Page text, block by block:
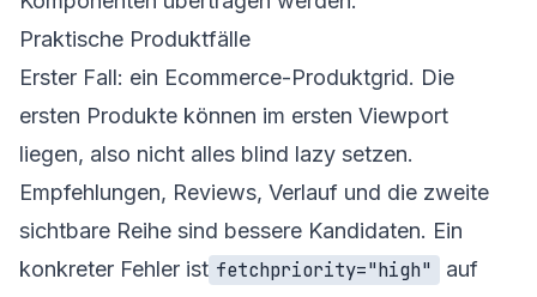
Praktische Produktfälle
Erster Fall: ein Ecommerce-Produktgrid. Die
ersten Produkte können im ersten Viewport
liegen, also nicht alles blind lazy setzen.
Empfehlungen, Reviews, Verlauf und die zweite
sichtbare Reihe sind bessere Kandidaten. Ein
konkreter Fehler ist fetchpriority="high"
auf